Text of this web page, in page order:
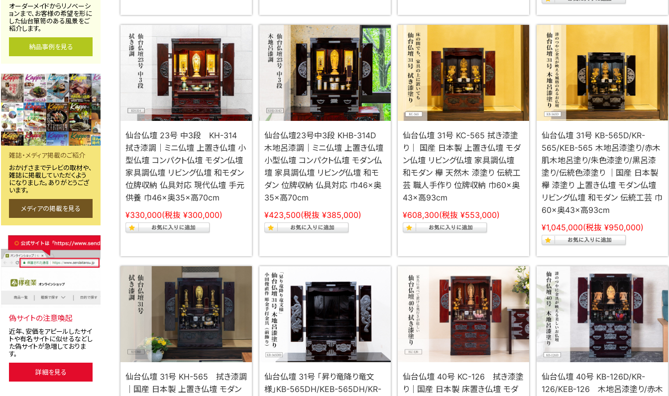
仙台仏壇 23号 中3段 KH-314
拭き漆調｜ミニ仏壇 上置き仏壇 小
型仏壇 コンパクト仏壇 モダン仏壇
家具調仏壇 リビング仏壇 和モダン
位牌収納 仏具対応 現代仏壇 手元
供養 巾46×奥35×高70cm
¥330,000(税抜 ¥300,000)
仙台仏壇23号中3段 KHB-314D
木地呂漆調｜ミニ仏壇 上置き仏壇
小型仏壇 コンパクト仏壇 モダン仏
壇 家具調仏壇 リビング仏壇 和モ
ダン 位牌収納 仏具対応 巾46×奥
35×高70cm
¥423,500(税抜 ¥385,000)
仙台仏壇 31号 KC-565 拭き漆塗
り｜ 国産 日本製 上置き仏壇 モダ
ン仏壇 リビング仏壇 家具調仏壇
和モダン 欅 天然木 漆塗り 伝統工
芸 職人手作り 位牌収納 巾60×奥
43×高93cm
¥608,300(税抜 ¥553,000)
仙台仏壇 31号 KB-565D/KR-
565/KEB-565 木地呂漆塗り/赤木
肌木地呂塗り/朱色漆塗り/黒呂漆
塗り/伝統色漆塗り ｜国産 日本製
欅 漆塗り 上置き仏壇 モダン仏壇
リビング仏壇 和モダン 伝統工芸 巾
60×奥43×高93cm
¥1,045,000(税抜 ¥950,000)
仙台仏壇 31号 KH-565 拭き漆調
｜国産 日本製 上置き仏壇 モダン
仙台仏壇 31号 「昇り竜降り竜文
様」KB-565DH/KEB-565DH/KR-
仙台仏壇 40号 KC-126 拭き漆塗
り｜国産 日本製 床置き仏壇 モダ
仙台仏壇 40号 KB-126D/KR-
126/KEB-126 木地呂漆塗り/赤木
オーダーメイドからリノベーシ
ョンまで、お客様の希望を形に
した仙台箪笥のある風景をご
紹介します。
納品事例を見る
雑誌・メディア掲載のご紹介
おかげさまでテレビの取材や、
雑誌に掲載していただくよう
になりました。ありがとうござ
います。
メディアの掲載を見る
偽サイトの注意喚起
近年、安価をアピールしたサイ
トや有名サイトに似せるなどし
た偽サイトが急増しておりま
す。
詳細を見る